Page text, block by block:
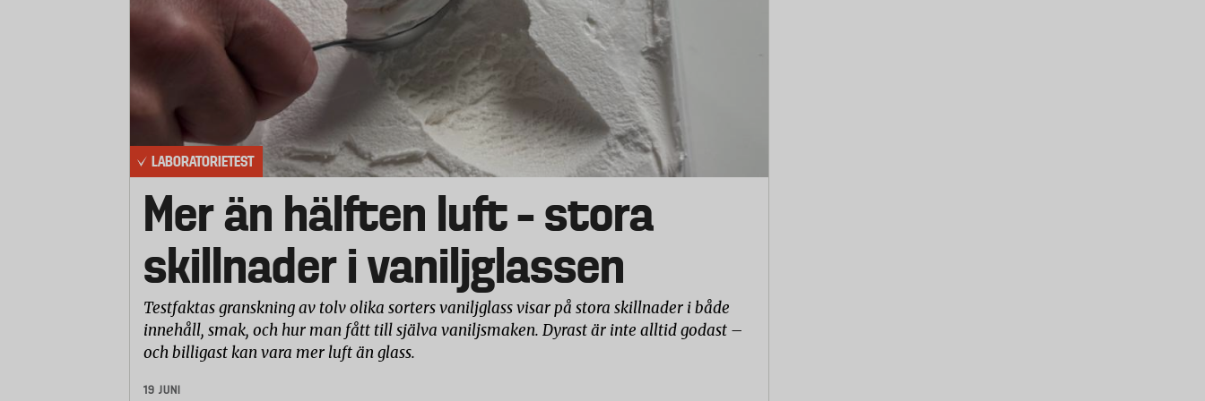
W5 All in 1
Yes Original
Yes Platinum
Laboratorietestet består av fem delar:
Rengöringseffektivitet
Glans del 1: Sköljningseffektivitet
Glans del 2: Förmågan att motverka uppkomsten av grå hinna
Förmågan att eliminera fettbaserade rester
Missfärgning av rostfritt stål
Testerna utförs i mjukare vatten (6 dH).
Rengöringseffektivitet
Rengöringseffektiviteten testas på åtta olika typer av matrester och fläckar som utifrån sin
komposition kan delas in i fyra kategorier: blekbara, proteinbaserade, stärkelsebaserade och
LABORATORIETEST
Mer än hälften luft – stora
skillnader i vaniljglassen
Testfaktas granskning av tolv olika sorters vaniljglass visar på stora skillnader i både
innehåll, smak, och hur man fått till själva vaniljsmaken. Dyrast är inte alltid godast –
och billigast kan vara mer luft än glass.
19 JUNI